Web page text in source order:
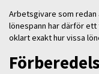
Arbetsgivare som
lönespann har därför
oklart exakt hur vissa